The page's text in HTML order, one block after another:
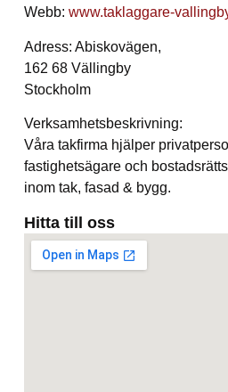
Webb: www.taklaggare-
Adress: Abiskovägen,
162 68 Vällingby
Stockholm
Verksamhetsbeskrivning:
Våra takfirma hjälper
fastighetsägare och
inom tak, fasad & bygg.
Hitta till oss